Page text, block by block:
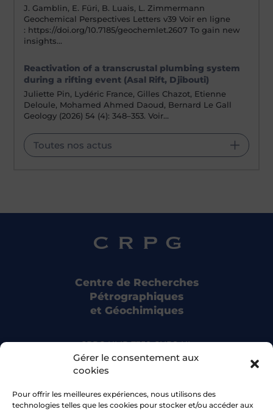
Gérer le consentement aux
cookies
Pour offrir les meilleures expériences, nous utilisons des
technologies telles que les cookies pour stocker et/ou accéder aux
J. Gamblin, E. Füri, B. Luais, L. Zimmermann
Geochemical Perspectives Letters v39 Voir en ligne
: https://doi.org/10.7185/geochemlet.2607 To gain new
insights…
Reactivation of a transcrustal plumbing system
during a rifting event (Asal Rift, Djibouti)
Juliette Pin, Lydéric France, Gilles Chazot, Etienne
Deloule, Mohamed Ahmed Daoud, Bernard Le Gall
Geology (2026) 54 (4): 348–353. Voir…
Toutes nos actus
Centre de Recherches
Pétrographiques
et Géochimiques
CRPG UMR 7358 CNRS-UL
15 rue Notre Dame des Pauvres
54500 Vandoeuvre-lès-Nancy
Bluesky